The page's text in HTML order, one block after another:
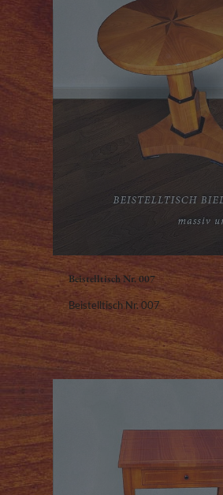
Beistelltisch Nr. 007
Beistelltisch Nr. 007